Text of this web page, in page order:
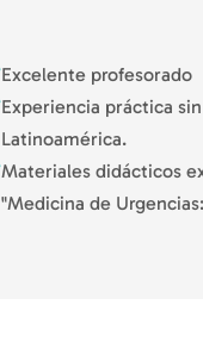
Excelente profesorado
Experiencia práctica
Latinoamérica.
Materiales didácticos
"Medicina de